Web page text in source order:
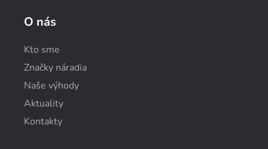
O nás
Kto sme
Značky náradia
Naše výhody
Aktuality
Kontakty